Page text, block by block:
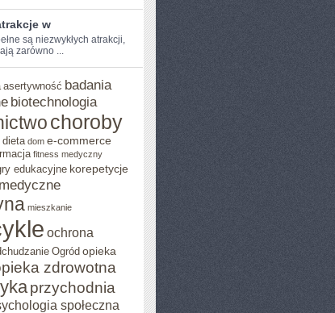
w
są niezwykłych⁢ atrakcji,
zarówno ...
asertywność badania
biotechnologia
choroby
dieta dom e-commerce
fitness medyczny
edukacyjne korepetycje
mieszkanie
ochrona
Ogród opieka
zdrowotna
przychodnia
społeczna